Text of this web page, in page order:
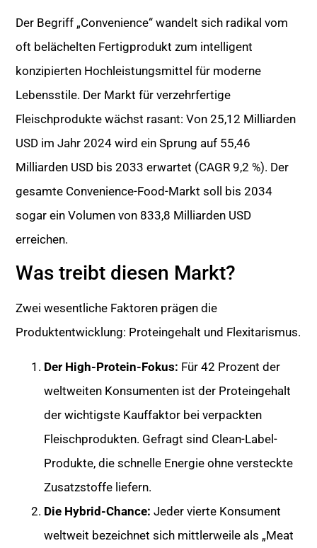
Der Begriff „Convenience“ wandelt sich radikal vom
oft belächelten Fertigprodukt zum intelligent
konzipierten Hochleistungsmittel für moderne
Lebensstile. Der Markt für verzehrfertige
Fleischprodukte wächst rasant: Von 25,12 Milliarden
USD im Jahr 2024 wird ein Sprung auf 55,46
Milliarden USD bis 2033 erwartet (CAGR 9,2 %). Der
gesamte Convenience-Food-Markt soll bis 2034
sogar ein Volumen von 833,8 Milliarden USD
erreichen.
Was treibt diesen Markt?
Zwei wesentliche Faktoren prägen die
Produktentwicklung: Proteingehalt und Flexitarismus.
Der High-Protein-Fokus: Für 42 Prozent der
weltweiten Konsumenten ist der Proteingehalt
der wichtigste Kauffaktor bei verpackten
Fleischprodukten. Gefragt sind Clean-Label-
Produkte, die schnelle Energie ohne versteckte
Zusatzstoffe liefern.
Die Hybrid-Chance: Jeder vierte Konsument
weltweit bezeichnet sich mittlerweile als „Meat